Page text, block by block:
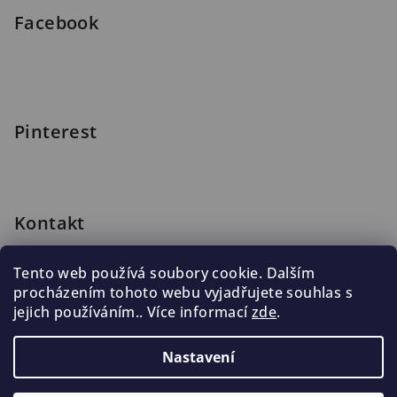
Tento web používá soubory cookie. Dalším
procházením tohoto webu vyjadřujete souhlas s
jejich používáním.. Více informacízde.
Nastavení
Facebook
Pinterest
Kontakt
222 316 990
776 019 998, 602 537 625